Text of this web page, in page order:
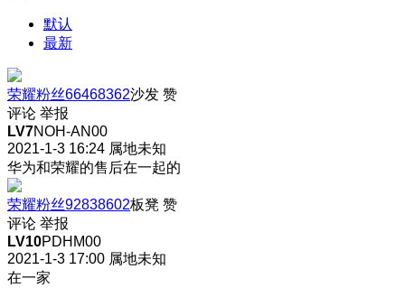
默认
最新
荣耀粉丝66468362沙发 赞
评论 举报
LV7NOH-AN00
2021-1-3 16:24 属地未知
华为和荣耀的售后在一起的
荣耀粉丝92838602板凳 赞
评论 举报
LV10PDHM00
2021-1-3 17:00 属地未知
在一家